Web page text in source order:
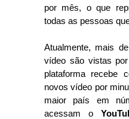
por mês, o que
todas as pessoas
Atualmente, mais
vídeo são vistas
plataforma recebe
novos vídeo por
maior país em
acessam o